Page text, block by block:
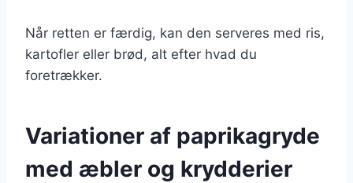
Når retten er færdig, kan den serveres med ris,
kartofler eller brød, alt efter hvad du
foretrækker.
Variationer af paprikagryde
med æbler og krydderier